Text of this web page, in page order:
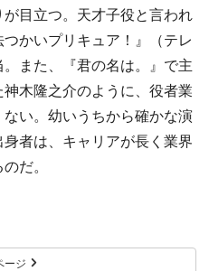
目立つ。天才子役と言われ
かいプリキュア！』（テレ
また、『君の名は。』で主
木隆之介のように、役者業
い。幼いうちから確かな演
者は、キャリアが長く業界
だ。
ージ